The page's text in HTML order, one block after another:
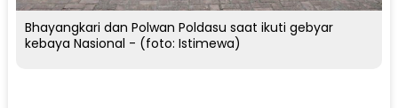
Bhayangkari dan Polwan Poldasu saat ikuti gebyar
kebaya Nasional - (foto: Istimewa)